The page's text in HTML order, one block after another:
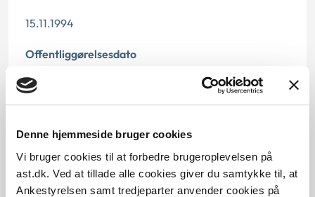
Denne hjemmeside bruger cookies
Vi bruger cookies til at forbedre brugeroplevelsen på
ast.dk. Ved at tillade alle cookies giver du samtykke til, at
Ankestyrelsen samt tredjeparter anvender cookies på
15.11.1994
Offentliggørelsesdato
12.07.2013
Journalnummer